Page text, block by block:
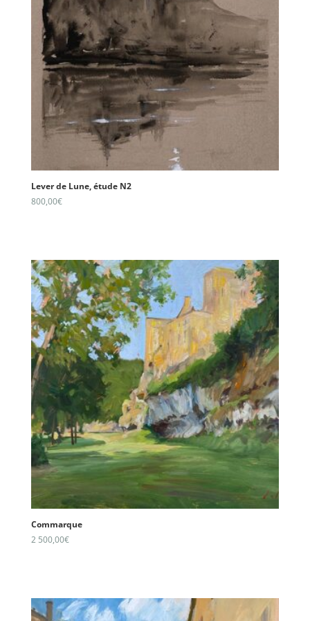
Lever de Lune, étude N2
800,00€
Commarque
2 500,00€